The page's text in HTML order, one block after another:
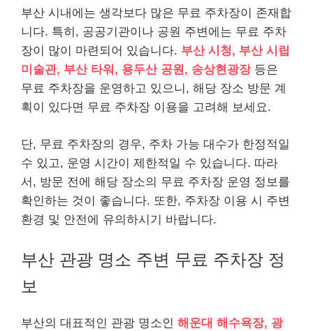
부산 시내에는 생각보다 많은 무료 주차장이 존재합
니다. 특히, 공공기관이나 공원 주변에는 무료 주차
장이 많이 마련되어 있습니다. 부산 시청, 부산 시립
미술관, 부산 타워, 용두산 공원, 송상현광장등은
무료 주차장을 운영하고 있으니, 해당 장소 방문 계
획이 있다면 무료 주차장 이용을 고려해 보세요.
단, 무료 주차장의 경우, 주차 가능 대수가 한정적일
수 있고, 운영 시간이 제한적일 수 있습니다. 따라
서, 방문 전에 해당 장소의 무료 주차장 운영 정보를
확인하는 것이 좋습니다. 또한, 주차장 이용 시 주변
환경 및 안전에 유의하시기 바랍니다.
부산 관광 명소 주변 무료 주차장 정
보
부산의 대표적인 관광 명소인 해운대 해수욕장, 광